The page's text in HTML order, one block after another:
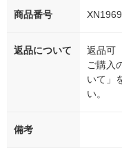
商品番号
返品について
返品可
ご購入
いて」
い。
備考